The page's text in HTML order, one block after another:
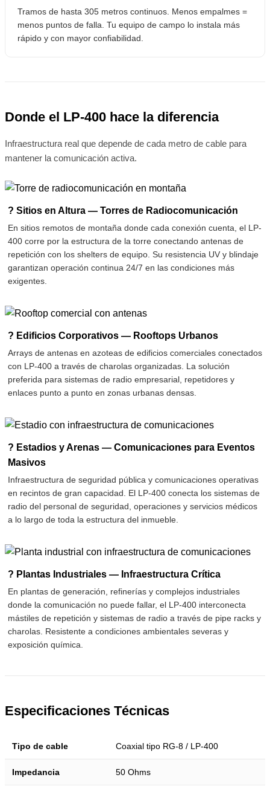
Tramos de hasta 305 metros continuos. Menos empalmes =
menos puntos de falla. Tu equipo de campo lo instala más
rápido y con mayor confiabilidad.
Donde el LP-400 hace la diferencia
Infraestructura real que depende de cada metro de cable para
mantener la comunicación activa.
? Sitios en Altura — Torres de Radiocomunicación
En sitios remotos de montaña donde cada conexión cuenta, el LP-
400 corre por la estructura de la torre conectando antenas de
repetición con los shelters de equipo. Su resistencia UV y blindaje
garantizan operación continua 24/7 en las condiciones más
exigentes.
? Edificios Corporativos — Rooftops Urbanos
Arrays de antenas en azoteas de edificios comerciales conectados
con LP-400 a través de charolas organizadas. La solución
preferida para sistemas de radio empresarial, repetidores y
enlaces punto a punto en zonas urbanas densas.
? Estadios y Arenas — Comunicaciones para Eventos
Masivos
Infraestructura de seguridad pública y comunicaciones operativas
en recintos de gran capacidad. El LP-400 conecta los sistemas de
radio del personal de seguridad, operaciones y servicios médicos
a lo largo de toda la estructura del inmueble.
? Plantas Industriales — Infraestructura Crítica
En plantas de generación, refinerías y complejos industriales
donde la comunicación no puede fallar, el LP-400 interconecta
mástiles de repetición y sistemas de radio a través de pipe racks y
charolas. Resistente a condiciones ambientales severas y
exposición química.
Especificaciones Técnicas
Tipo de cable Coaxial tipo RG-8 / LP-400
Impedancia 50 Ohms